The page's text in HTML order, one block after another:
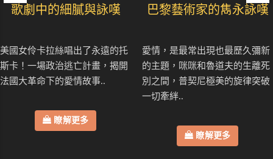
歌劇中的細膩與詠嘆
美國女伶卡拉絲唱出了永遠的托
斯卡！一場政治逃亡計畫，揭開
法國大革命下的愛情故事..
瞭解更多
巴黎藝術家的雋永詠嘆
愛情，是最常出現也最歷久彌新
的主題，咪咪和魯道夫的生離死
別之間，普契尼極美的旋律突破
一切牽絆..
瞭解更多